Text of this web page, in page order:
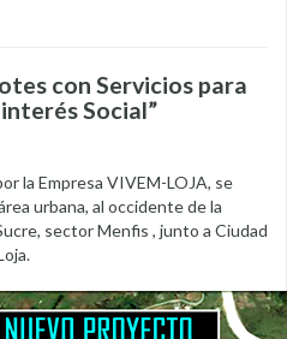
con Servicios para
Social”
la Empresa VIVEM-LOJA, se
urbana, al occidente de la
sector Menfis , junto a Ciudad